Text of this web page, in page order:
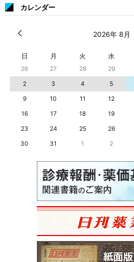
カレンダー
2026年 8月
日 月 火 水
26 27 28 29
2
3 4 5
9
10 11 12
16
17 18 19
23
24 25 26
30
31 1 2